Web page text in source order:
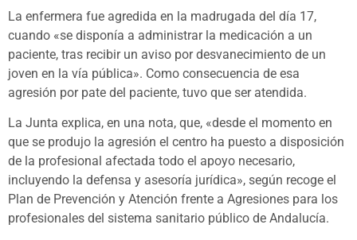
La enfermera fue agredida en la madrugada del día 17,
cuando «se disponía a administrar la medicación a un
paciente, tras recibir un aviso por desvanecimiento de un
joven en la vía pública». Como consecuencia de esa
agresión por pate del paciente, tuvo que ser atendida.
La Junta explica, en una nota, que, «desde el momento en
que se produjo la agresión el centro ha puesto a disposición
de la profesional afectada todo el apoyo necesario,
incluyendo la defensa y asesoría jurídica», según recoge el
Plan de Prevención y Atención frente a Agresiones para los
profesionales del sistema sanitario público de Andalucía.